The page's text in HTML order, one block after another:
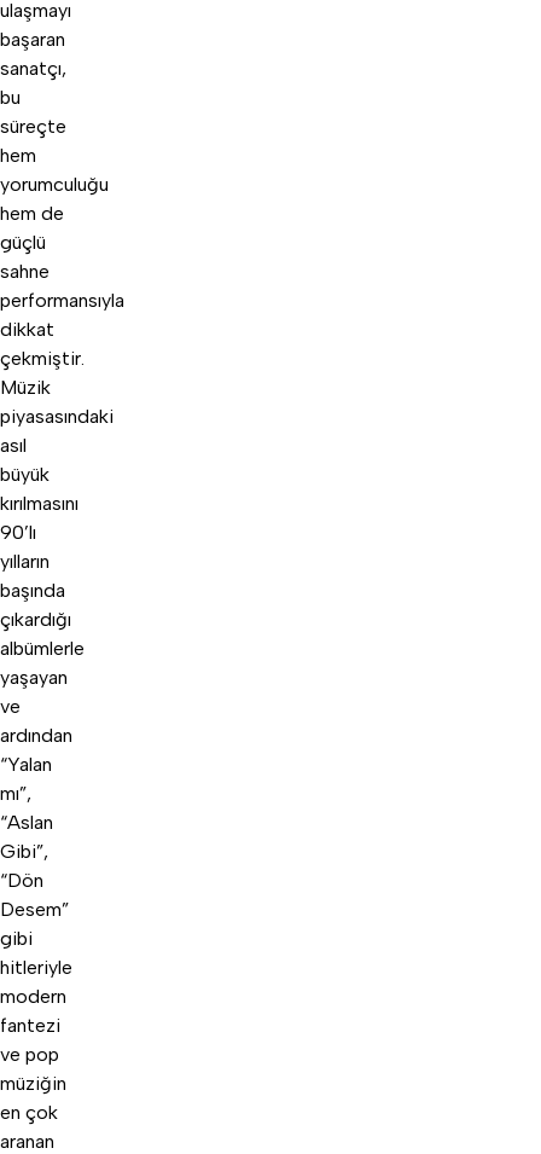
ulaşmayı
başaran
sanatçı,
bu
süreçte
hem
yorumculuğu
hem de
güçlü
sahne
performansıyla
dikkat
çekmiştir.
Müzik
piyasasındaki
asıl
büyük
kırılmasını
90’lı
yılların
başında
çıkardığı
albümlerle
yaşayan
ve
ardından
“Yalan
mı”,
“Aslan
Gibi”,
“Dön
Desem”
gibi
hitleriyle
modern
fantezi
ve pop
müziğin
en çok
aranan